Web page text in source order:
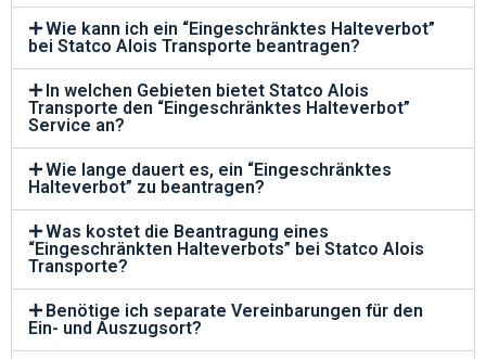
Wie kann ich ein “Eingeschränktes Halteverbot”
bei Statco Alois Transporte beantragen?
In welchen Gebieten bietet Statco Alois
Transporte den “Eingeschränktes Halteverbot”
Service an?
Wie lange dauert es, ein “Eingeschränktes
Halteverbot” zu beantragen?
Was kostet die Beantragung eines
“Eingeschränkten Halteverbots” bei Statco Alois
Transporte?
Benötige ich separate Vereinbarungen für den
Ein- und Auszugsort?